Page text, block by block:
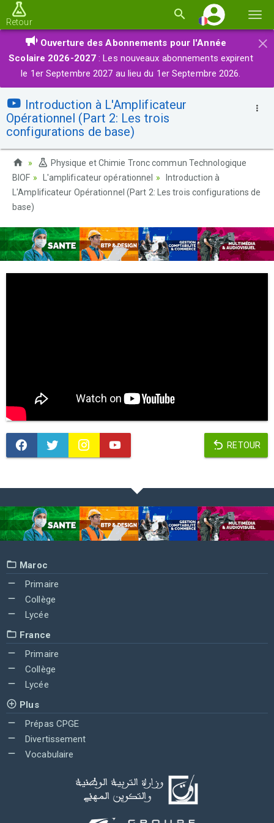
la
Retour
×
Ouverture des Abonnements pour l'Année
Scolaire 2026-2027 : Les nouveaux abonnements expirent
le 1er Septembre 2027 au lieu du 1er Septembre 2026.
Introduction à L'Amplificateur
Opérationnel (Part 2: Les trois
configurations de base)
Physique et Chimie Tronc commun Technologique
BIOF
L'amplificateur opérationnel
Introduction à
L'Amplificateur Opérationnel (Part 2: Les trois configurations de
base)
RETOUR
Maroc
Primaire
Collège
Lycée
France
Primaire
Collège
Lycée
Plus
Prépas CPGE
Divertissement
Vocabulaire